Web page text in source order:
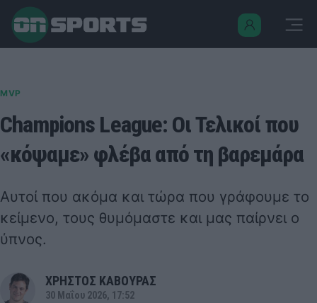
MVP
Champions League: Οι Τελικοί που
«κόψαμε» φλέβα από τη βαρεμάρα
Αυτοί που ακόμα και τώρα που γράφουμε το
κείμενο, τους θυμόμαστε και μας παίρνει ο
ύπνος.
ΧΡΗΣΤΟΣ ΚΑΒΟΥΡΑΣ
30 Μαΐου 2026, 17:52